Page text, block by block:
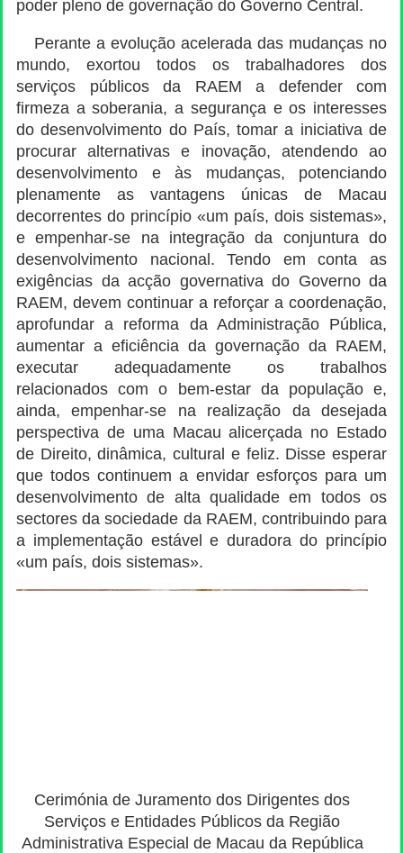
poder pleno de governação do Governo Central.
Perante a evolução acelerada das mudanças no
mundo, exortou todos os trabalhadores dos
serviços públicos da RAEM a defender com
firmeza a soberania, a segurança e os interesses
do desenvolvimento do País, tomar a iniciativa de
procurar alternativas e inovação, atendendo ao
desenvolvimento e às mudanças, potenciando
plenamente as vantagens únicas de Macau
decorrentes do princípio «um país, dois sistemas»,
e empenhar-se na integração da conjuntura do
desenvolvimento nacional. Tendo em conta as
exigências da acção governativa do Governo da
RAEM, devem continuar a reforçar a coordenação,
aprofundar a reforma da Administração Pública,
aumentar a eficiência da governação da RAEM,
executar adequadamente os trabalhos
relacionados com o bem-estar da população e,
ainda, empenhar-se na realização da desejada
perspectiva de uma Macau alicerçada no Estado
de Direito, dinâmica, cultural e feliz. Disse esperar
que todos continuem a envidar esforços para um
desenvolvimento de alta qualidade em todos os
sectores da sociedade da RAEM, contribuindo para
a implementação estável e duradora do princípio
«um país, dois sistemas».
Cerimónia de Juramento dos Dirigentes dos
Serviços e Entidades Públicos da Região
Administrativa Especial de Macau da República